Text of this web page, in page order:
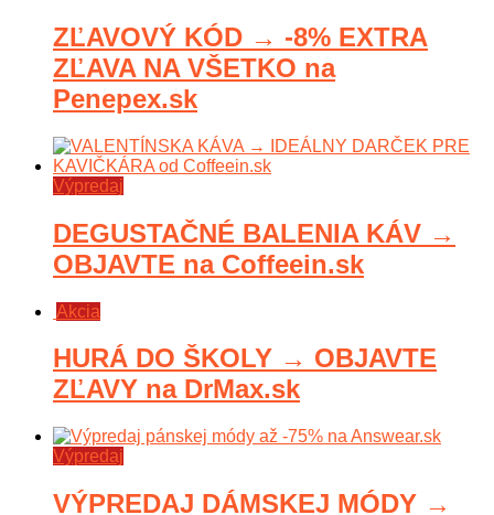
ZĽAVOVÝ KÓD → -8% EXTRA
ZĽAVA NA VŠETKO na
Penepex.sk
Výpredaj
DEGUSTAČNÉ BALENIA KÁV →
OBJAVTE na Coffeein.sk
Akcia
HURÁ DO ŠKOLY → OBJAVTE
ZĽAVY na DrMax.sk
Výpredaj
VÝPREDAJ DÁMSKEJ MÓDY →